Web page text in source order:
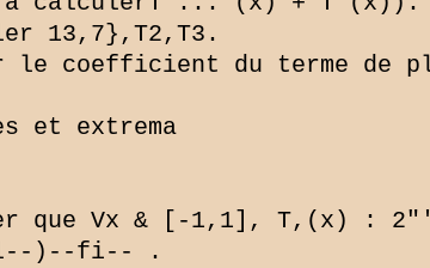
13,7},T2,T3.
le coefficient du terme de
et extrema
que Vx & [-1,1], T,(x) :
)--fi-- .